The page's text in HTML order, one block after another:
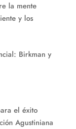
la mente
y los
Birkman y
el éxito
Agustiniana